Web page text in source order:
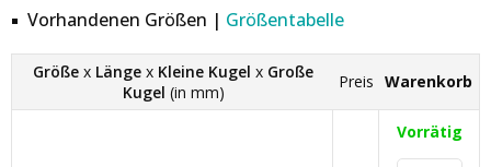
Vorhandenen Größen | Größentabelle
Größe x Länge x Kleine Kugel x Große
Kugel (in mm)
Preis Warenkorb
Vorrätig